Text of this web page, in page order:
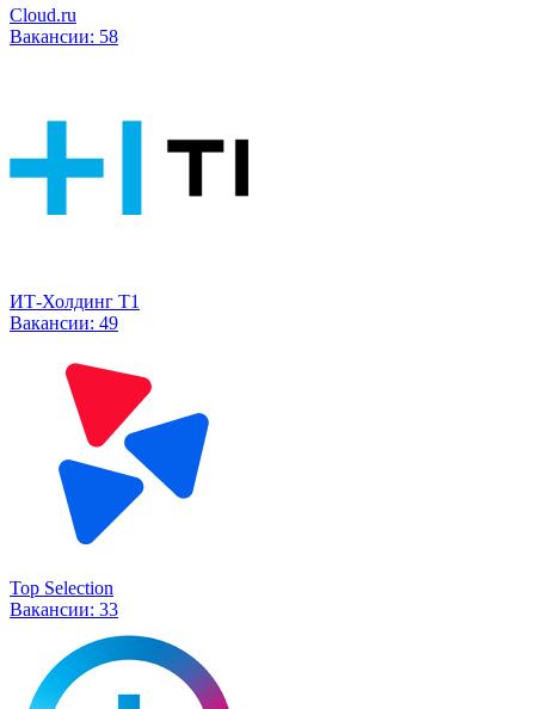
Cloud.ru
Вакансии: 58
ИТ-Холдинг Т1
Вакансии: 49
Top Selection
Вакансии: 33